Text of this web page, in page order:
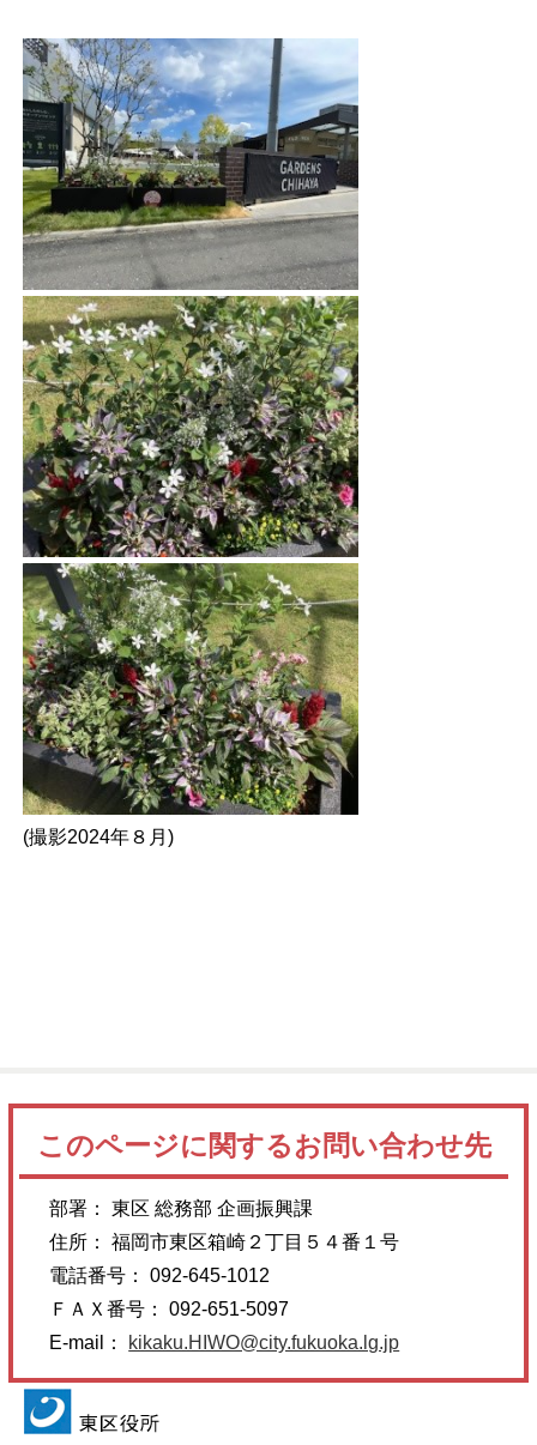
(撮影2024年８月)
このページに関するお問い合わせ先
部署： 東区 総務部 企画振興課
住所： 福岡市東区箱崎２丁目５４番１号
電話番号： 092-645-1012
ＦＡＸ番号： 092-651-5097
E-mail：
kikaku.HIWO@city.fukuoka.lg.jp